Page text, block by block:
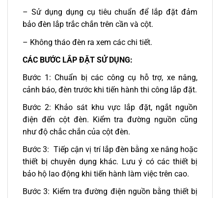
– Sử dụng dụng cụ tiêu chuẩn để lắp đặt đảm
bảo đèn lắp trắc chắn trên cần và cột.
– Không tháo đèn ra xem các chi tiết.
CÁC BƯỚC LẮP ĐẶT SỬ DỤNG:
Bước 1: Chuẩn bị các công cụ hỗ trợ, xe nâng,
cảnh báo, đèn trước khi tiến hành thi công lắp đặt.
Bước 2: Khảo sát khu vực lắp đặt, ngắt nguồn
điện đến cột đèn. Kiểm tra đường nguồn cũng
như độ chắc chắn của cột đèn.
Bước 3: Tiếp cận vị trí lắp đèn bằng xe nâng hoặc
thiết bị chuyên dụng khác. Lưu ý có các thiết bị
bảo hộ lao động khi tiến hành làm việc trên cao.
Bước 3: Kiểm tra đường điện nguồn bằng thiết bị